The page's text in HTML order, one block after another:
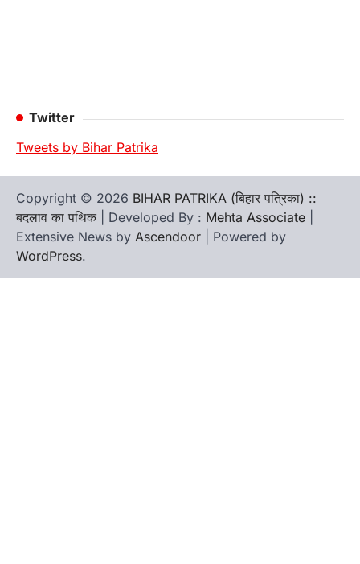
Twitter
Tweets by Bihar Patrika
Copyright © 2026 BIHAR PATRIKA (बिहार पत्रिका) ::
बदलाव का पथिक | Developed By : Mehta Associate
Extensive News by Ascendoor | Powered by
WordPress.